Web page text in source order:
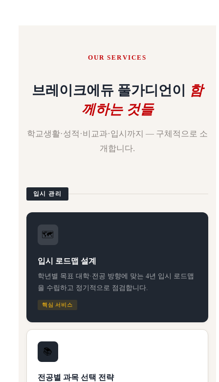
OUR SERVICES
브레이크에듀 풀가디언이 함
께하는 것들
학교생활·성적·비교과·입시까지 — 구체적으로 소
개합니다.
입시 관리
🗺️
입시 로드맵 설계
학년별 목표 대학·전공 방향에 맞는 4년 입시 로드맵
을 수립하고 정기적으로 점검합니다.
핵심 서비스
📚
전공별 과목 선택 전략